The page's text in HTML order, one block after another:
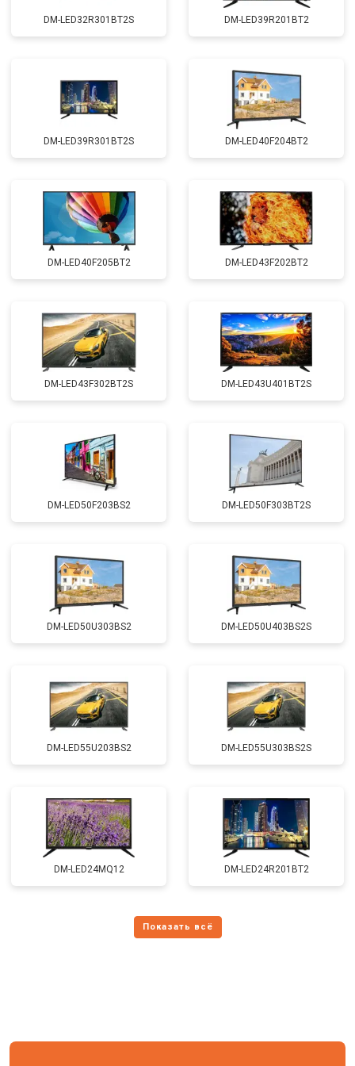
DM-LED32R301BT2S DM-LED39R201BT2
DM-LED39R301BT2S DM-LED40F204BT2
DM-LED40F205BT2 DM-LED43F202BT2
DM-LED43F302BT2S DM-LED43U401BT2S
DM-LED50F203BS2 DM-LED50F303BT2S
DM-LED50U303BS2 DM-LED50U403BS2S
DM-LED55U203BS2 DM-LED55U303BS2S
DM-LED24MQ12 DM-LED24R201BT2